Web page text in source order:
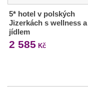
5* hotel v polských
Jizerkách s wellness a
jídlem
2 585 Kč